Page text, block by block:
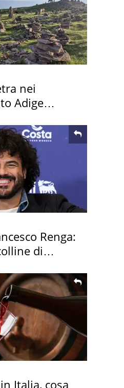
nei
Adige
Renga:
di
Italia, cosa